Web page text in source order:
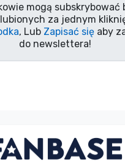
mogą subskrybować
za jednym
, Lub Zapisać się aby
do newslettera!